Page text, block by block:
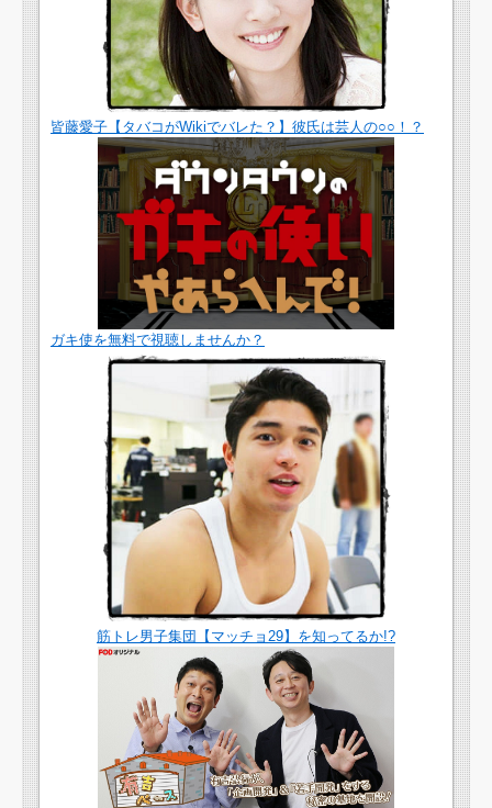
皆藤愛子【タバコがWikiでバレた？】彼氏は芸人の○○！？
ガキ使を無料で視聴しませんか？
筋トレ男子集団【マッチョ29】を知ってるか!?